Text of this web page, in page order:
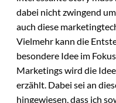
dabei nicht zwingend
auch diese
Vielmehr kann die
besondere Idee im
Marketings wird die
erzählt. Dabei sei an
hingewiesen, dass ich